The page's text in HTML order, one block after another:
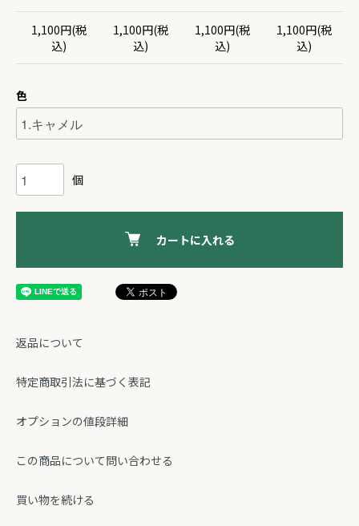
1,100円(税
込)
1,100円(税
込)
1,100円(税
込)
1,100円(税
込)
色
個
カートに入れる
返品について
特定商取引法に基づく表記
オプションの値段詳細
この商品について問い合わせる
買い物を続ける